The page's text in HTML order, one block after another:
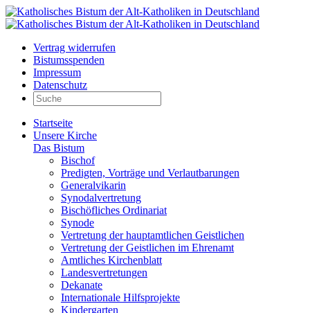
Vertrag widerrufen
Bistumsspenden
Impressum
Datenschutz
Startseite
Unsere Kirche
Das Bistum
Bischof
Predigten, Vorträge und Verlautbarungen
Generalvikarin
Synodalvertretung
Bischöfliches Ordinariat
Synode
Vertretung der hauptamtlichen Geistlichen
Vertretung der Geistlichen im Ehrenamt
Amtliches Kirchenblatt
Landesvertretungen
Dekanate
Internationale Hilfsprojekte
Kindergarten